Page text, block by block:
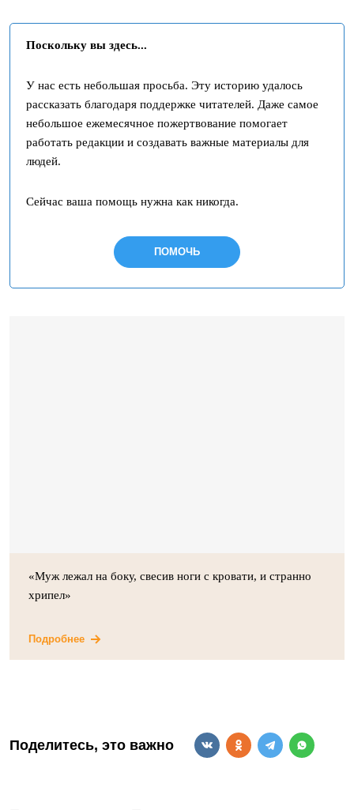
Поскольку вы здесь...
У нас есть небольшая просьба. Эту историю удалось
рассказать благодаря поддержке читателей. Даже самое
небольшое ежемесячное пожертвование помогает
работать редакции и создавать важные материалы для
людей.
Сейчас ваша помощь нужна как никогда.
ПОМОЧЬ
«Муж лежал на боку, свесив ноги с кровати, и странно
хрипел»
Подробнее
Поделитесь, это важно